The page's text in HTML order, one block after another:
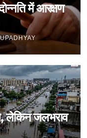
में आरक्षण
लेकिन जलभराव